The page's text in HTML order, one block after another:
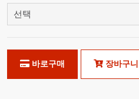
바로구매 장바구니